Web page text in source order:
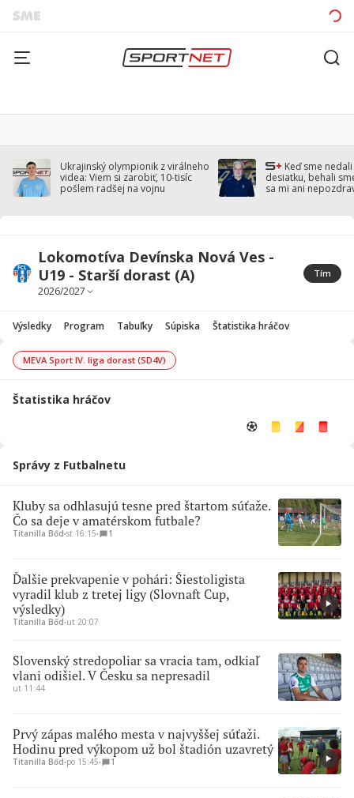
Ukrajinský olympionik z virálneho
videa: Viem si zarobiť, 10-tisíc
pošlem radšej na vojnu
Keď sme
desiatku, behali
sa mi ani
Lokomotíva Devínska Nová Ves -
U19 - Starší dorast (A)
Tím
Výsledky Program Tabuľky Súpiska Štatistika hráčov
MEVA Sport IV. liga dorast (SD4V)
Štatistika hráčov
Správy z Futbalnetu
Kluby sa odhlasujú tesne pred štartom súťaže.
Čo sa deje v amatérskom futbale?
Titanilla Bőd∙st 16:15∙ 1
Ďalšie prekvapenie v pohári: Šiestoligista
vyradil klub z tretej ligy (Slovnaft Cup,
výsledky)
Titanilla Bőd∙ut 20:07
Slovenský stredopoliar sa vracia tam, odkiaľ
vlani odišiel. V Česku sa nepresadil
ut 11:44
Prvý zápas malého mesta v najvyššej súťaži.
Hodinu pred výkopom už bol štadión uzavretý
Titanilla Bőd∙po 15:45∙ 1